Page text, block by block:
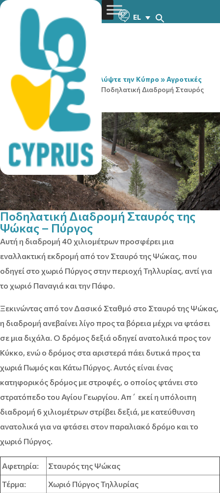
EL
You are here:Home» Ανακαλύψτε την Κύπρο »Αγροτικές
τοποθεσίες
» Ποδηλασία
Ποδηλατική Διαδρομή Σταυρός
της Ψώκας – Πύργος
Ποδηλατική Διαδρομή Σταυρός της
Ψώκας – Πύργος
Αυτή η διαδρομή 40 χιλιομέτρων προσφέρει μια
εναλλακτική εκδρομή από τον Σταυρό της Ψώκας, που
οδηγεί στο χωριό Πύργος στην περιοχή Τηλλυρίας, αντί για
το χωριό Παναγιά και την Πάφο.
Ξεκινώντας από τον Δασικό Σταθμό στο Σταυρό της Ψώκας,
η διαδρομή ανεβαίνει λίγο προς τα βόρεια μέχρι να φτάσει
σε μια διχάλα. Ο δρόμος δεξιά οδηγεί ανατολικά προς τον
Κύκκο, ενώ ο δρόμος στα αριστερά πάει δυτικά προς τα
χωριά Πωμός και Κάτω Πύργος. Αυτός είναι ένας
κατηφορικός δρόμος με στροφές, ο οποίος φτάνει στο
στρατόπεδο του Αγίου Γεωργίου. Απ΄ εκεί η υπόλοιπη
διαδρομή 6 χιλιομέτρων στρίβει δεξιά, με κατεύθυνση
ανατολικά για να φτάσει στον παραλιακό δρόμο και το
χωριό Πύργος.
Αφετηρία:
Σταυρός της Ψώκας
Τέρμα:
Χωριό Πύργος Τηλλυρίας